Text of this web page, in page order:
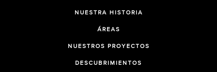
NUESTRA HISTORIA
ÁREAS
NUESTROS PROYECTOS
DESCUBRIMIENTOS